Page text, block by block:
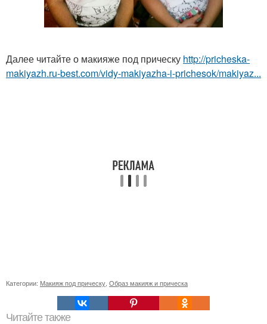
Далее читайте о макияже под прическу http://pricheska-
makiyazh.ru-best.com/vidy-makiyazha-i-prichesok/makiyaz...
Категории: Макияж под прическу Образ макияж и прическа
Читайте также